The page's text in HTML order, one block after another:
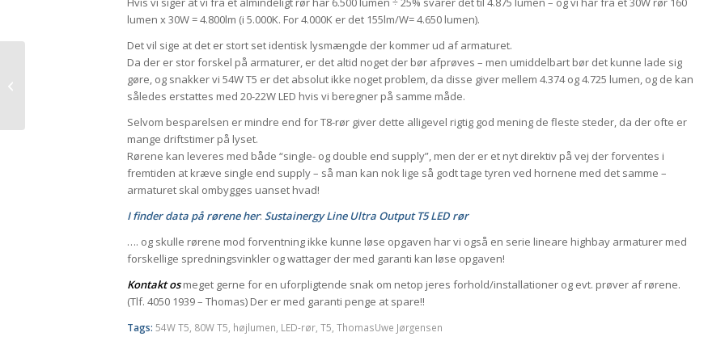
lumen x 30W = 4.800lm (i 5.000K. For 4.000K er det 155lm/W= 4.650 lumen).
Det vil sige at det er stort set identisk lysmængde der kommer ud af armaturet.
Da der er stor forskel på armaturer, er det altid noget der bør afprøves – men umiddelbart bør det kunne lade sig
gøre, og snakker vi 54W T5 er det absolut ikke noget problem, da disse giver mellem 4.374 og 4.725 lumen, og de kan
således erstattes med 20-22W LED hvis vi beregner på samme måde.
Selvom besparelsen er mindre end for T8-rør giver dette alligevel rigtig god mening de fleste steder, da der ofte er
mange driftstimer på lyset.
Rørene kan leveres med både “single- og double end supply”, men der er et nyt direktiv på vej der forventes i
fremtiden at kræve single end supply – så man kan nok lige så godt tage tyren ved hornene med det samme –
armaturet skal ombygges uanset hvad!
I finder data på rørene her: Sustainergy Line Ultra Output T5 LED rør
…. og skulle rørene mod forventning ikke kunne løse opgaven har vi også en serie lineare highbay armaturer med
forskellige spredningsvinkler og wattager der med garanti kan løse opgaven!
Kontakt os meget gerne for en uforpligtende snak om netop jeres forhold/installationer og evt. prøver af rørene.
(Tlf. 4050 1939 – Thomas) Der er med garanti penge at spare!!
Tags: 54W T5, 80W T5, højlumen, LED-rør, T5, ThomasUwe Jørgensen
Mere om udfasning af
damplamper og andre